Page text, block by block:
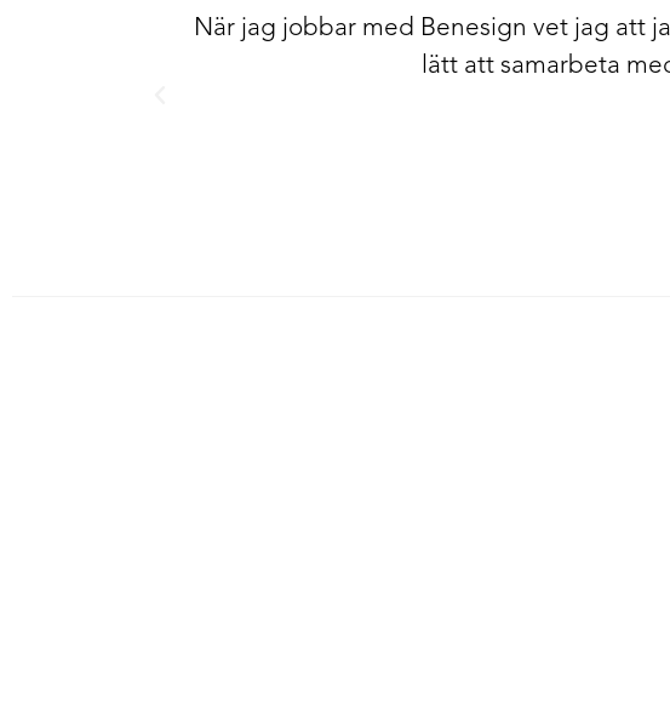
När jag jobbar med Benesign vet jag att
lätt att samarbeta